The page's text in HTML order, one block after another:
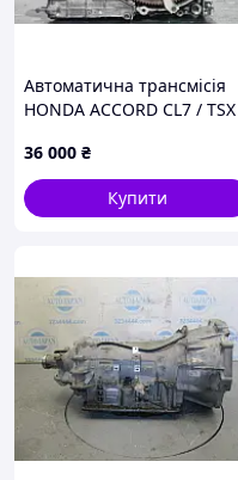
Автоматична трансмісія
HONDA ACCORD CL7 / TSX
36 000 ₴
Купити